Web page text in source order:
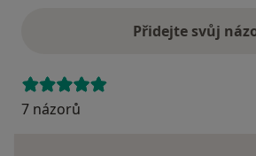
Přidejte svůj
7 názorů